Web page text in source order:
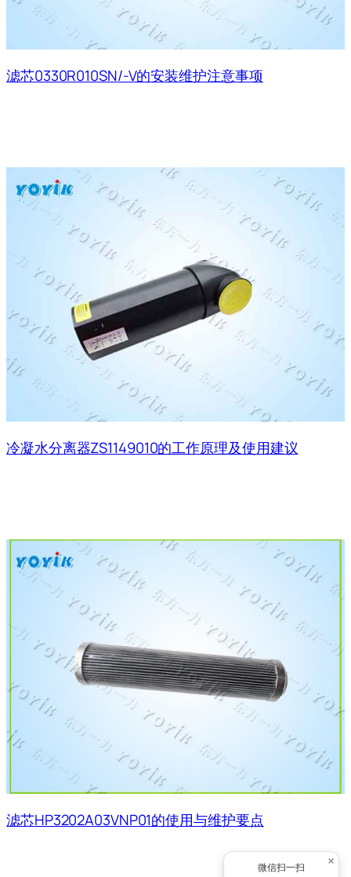
滤芯0330R010SN/-V的安装维护注意事项
冷凝水分离器ZS1149010的工作原理及使用建议
滤芯HP3202A03VNP01的使用与维护要点
×
微信扫一扫